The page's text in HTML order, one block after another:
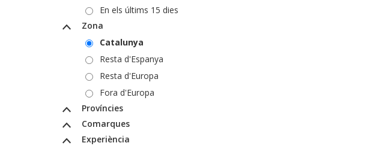
En els últims 15 dies
Zona
Catalunya
Resta d'Espanya
Resta d'Europa
Fora d'Europa
Províncies
Comarques
Experiència